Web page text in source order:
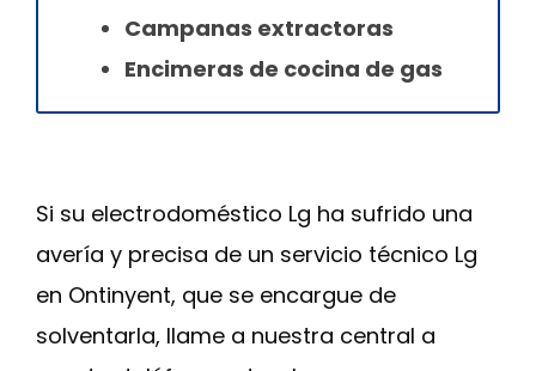
Campanas extractoras
Encimeras de cocina de gas
Si su electrodoméstico Lg ha sufrido una
avería y precisa de un servicio técnico Lg
en Ontinyent, que se encargue de
solventarla, llame a nuestra central a